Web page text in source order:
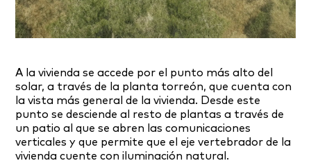
A la vivienda se accede por el punto más alto del
solar, a través de la planta torreón, que cuenta con
la vista más general de la vivienda. Desde este
punto se desciende al resto de plantas a través de
un patio al que se abren las comunicaciones
verticales y que permite que el eje vertebrador de la
vivienda cuente con iluminación natural.